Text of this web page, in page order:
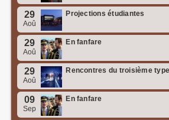
29
Aoû
Projections étudiantes
29
Aoû
En fanfare
29
Aoû
Rencontres du troisième type
09
Sep
En fanfare